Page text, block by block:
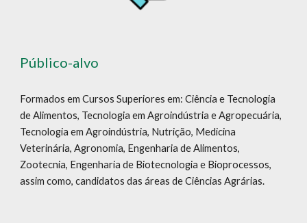
Público-alvo
Formados em Cursos Superiores em: Ciência e Tecnologia
de Alimentos, Tecnologia em Agroindústria e Agropecuária,
Tecnologia em Agroindústria, Nutrição, Medicina
Veterinária, Agronomia, Engenharia de Alimentos,
Zootecnia, Engenharia de Biotecnologia e Bioprocessos,
assim como, candidatos das áreas de Ciências Agrárias.